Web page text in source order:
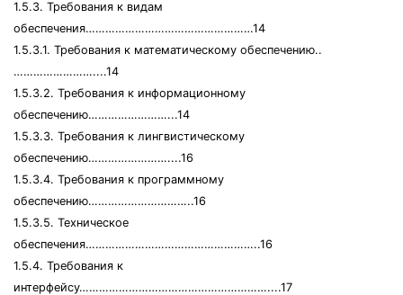
1.5.3. Требования к видам
обеспечения……………………………………………14
1.5.3.1. Требования к математическому обеспечению..
……………………....14
1.5.3.2. Требования к информационному
обеспечению……………………...14
1.5.3.3. Требования к лингвистическому
обеспечению……………………....16
1.5.3.4. Требования к программному
обеспечению…………………………..16
1.5.3.5. Техническое
обеспечения……………………………………………..16
1.5.4. Требования к
интерфейсу…………………………………………………....17